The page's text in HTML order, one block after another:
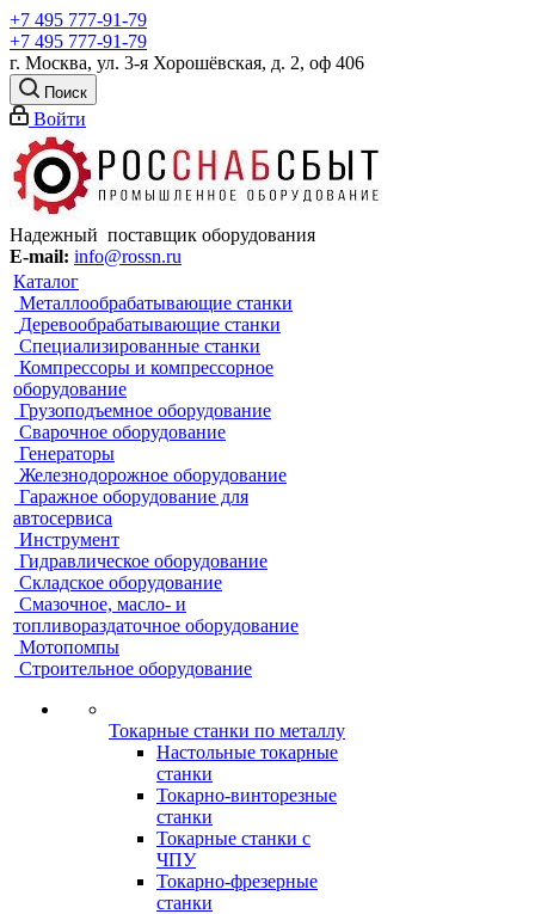
+7 495 777-91-79
+7 495 777-91-79
г. Москва, ул. 3-я Хорошёвская, д. 2, оф 406
Поиск
Войти
Надежный поставщик оборудования
E-mail: info@rossn.ru
Каталог
Металлообрабатывающие станки
Деревообрабатывающие станки
Специализированные станки
Компрессоры и компрессорное
оборудование
Грузоподъемное оборудование
Сварочное оборудование
Генераторы
Железнодорожное оборудование
Гаражное оборудование для
автосервиса
Инструмент
Гидравлическое оборудование
Складское оборудование
Смазочное, масло- и
топливораздаточное оборудование
Мотопомпы
Строительное оборудование
Токарные станки по металлу
Настольные токарные
станки
Токарно-винторезные
станки
Токарные станки с
ЧПУ
Токарно-фрезерные
станки